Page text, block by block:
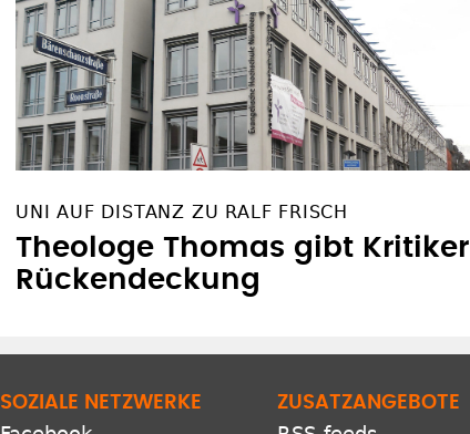
UNI AUF DISTANZ ZU RALF FRISCH
Theologe Thomas gibt Kritiker
Rückendeckung
SOZIALE NETZWERKE ZUSATZANGEBOTE